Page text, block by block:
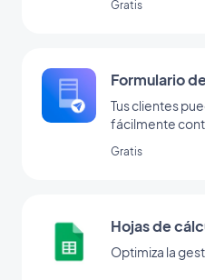
Gratis
Formulario
Tus clientes
fácilmente
Gratis
Hojas de
Optimiza la